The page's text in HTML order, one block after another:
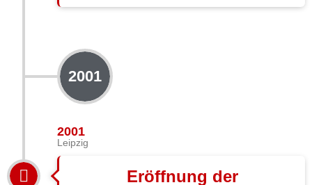
2001
2001
Leipzig
Eröffnung der